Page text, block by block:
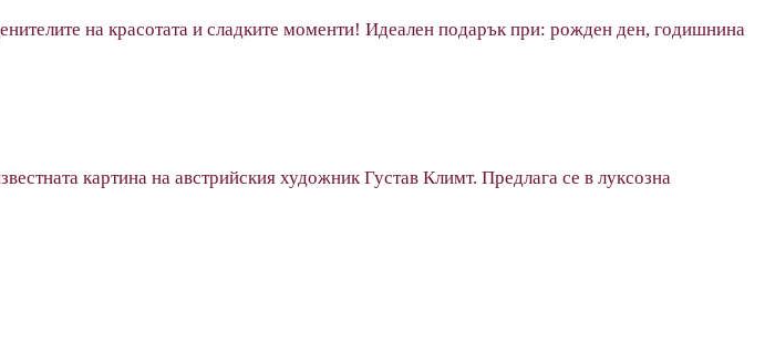
на красотата и сладките моменти! Идеален подарък при: рожден ден, годишнина
картина на австрийския художник Густав Климт. Предлага се в луксозна